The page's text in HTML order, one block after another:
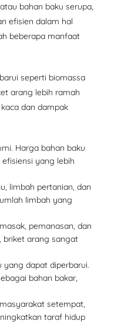
bahan baku serupa,
efisien dalam hal
beberapa manfaat
seperti biomassa
arang lebih ramah
dan dampak
Harga bahan baku
yang lebih
limbah pertanian, dan
limbah yang
pemanasan, dan
briket arang sangat
yang dapat diperbarui.
bahan bakar,
setempat,
taraf hidup